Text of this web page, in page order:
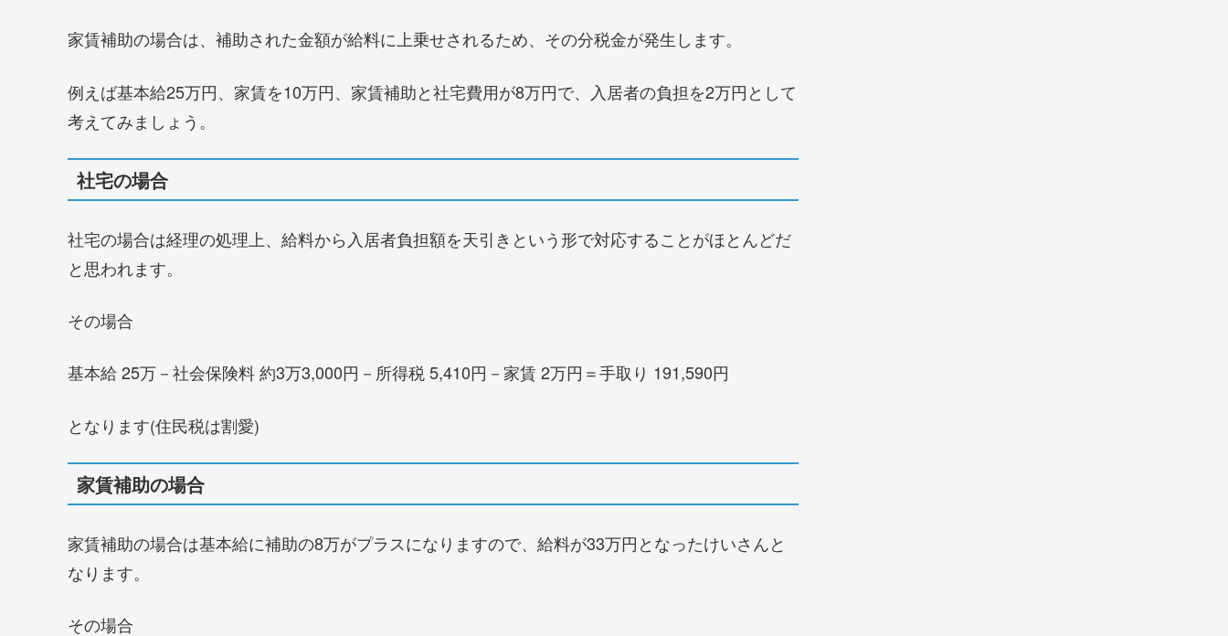
家賃補助の場合は、補助された金額が給料に上乗せされるため、その分税金が発生します。
例えば基本給25万円、家賃を10万円、家賃補助と社宅費用が8万円で、入居者の負担を2万円として
考えてみましょう。
社宅の場合
社宅の場合は経理の処理上、給料から入居者負担額を天引きという形で対応することがほとんどだ
と思われます。
その場合
基本給 25万－社会保険料 約3万3,000円－所得税 5,410円－家賃 2万円＝手取り 191,590円
となります(住民税は割愛)
家賃補助の場合
家賃補助の場合は基本給に補助の8万がプラスになりますので、給料が33万円となったけいさんと
なります。
その場合